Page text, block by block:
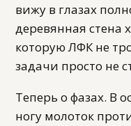
вижу в глазах
деревянная стена
которую ЛФК не
задачи просто не
Теперь о фазах. В
ногу молоток